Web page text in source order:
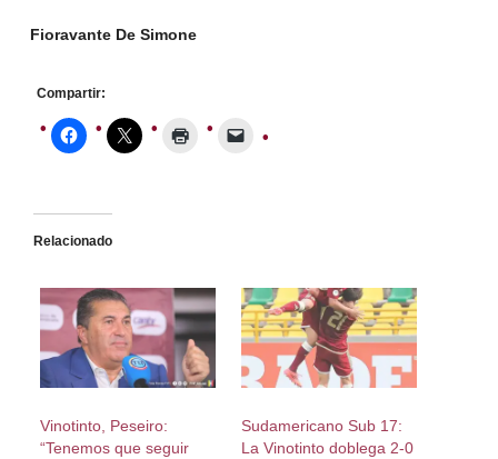
Fioravante De Simone
Compartir:
Relacionado
Vinotinto, Peseiro:
“Tenemos que seguir
Sudamericano Sub 17:
La Vinotinto doblega 2-0